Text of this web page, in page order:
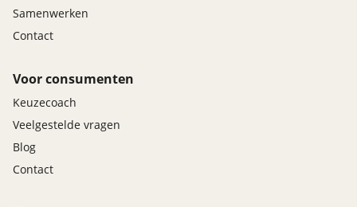
Samenwerken
Contact
Voor consumenten
Keuzecoach
Veelgestelde vragen
Blog
Contact